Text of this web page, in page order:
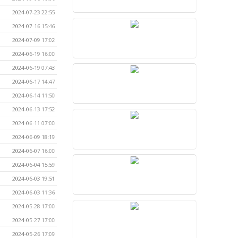
2024-07-23 22:55
2024-07-16 15:46
2024-07-09 17:02
2024-06-19 16:00
2024-06-19 07:43
2024-06-17 14:47
2024-06-14 11:50
2024-06-13 17:52
2024-06-11 07:00
2024-06-09 18:19
2024-06-07 16:00
2024-06-04 15:59
2024-06-03 19:51
2024-06-03 11:36
2024-05-28 17:00
2024-05-27 17:00
2024-05-26 17:09